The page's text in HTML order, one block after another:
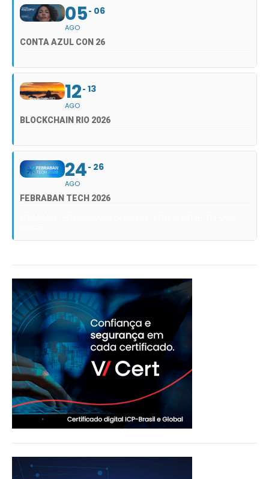
05
AGO
06
CONTA AZUL CON 26
12
AGO
13
BLOCKCHAIN RIO 2026
24
AGO
26
FEBRABAN TECH 2026